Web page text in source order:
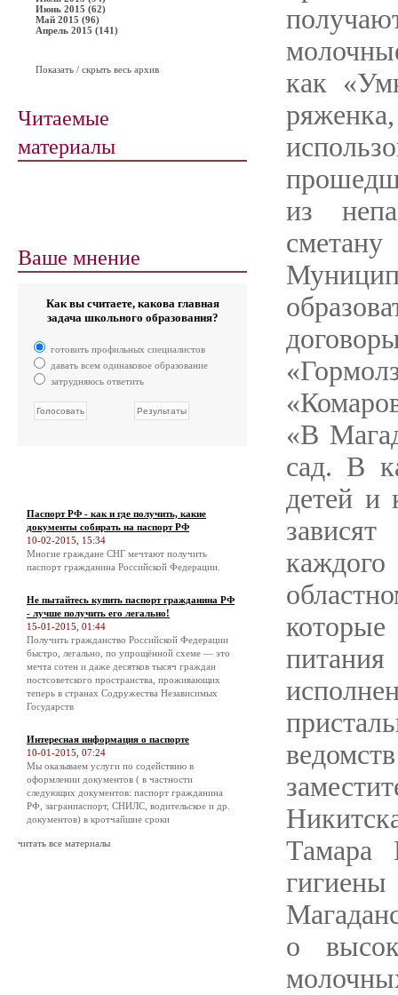
Июнь 2015 (62)
Май 2015 (96)
Апрель 2015 (141)
Показать / скрыть весь архив
Читаемые
материалы
Ваше мнение
Как вы считаете, какова главная
задача школьного образования?
готовить профильных специалистов
давать всем одинаковое образование
затрудняюсь ответить
Паспорт РФ - как и где получить, какие
документы собирать на паспорт РФ
10-02-2015, 15:34
Многие граждане СНГ мечтают получить
паспорт гражданина Российской Федерации.
Не пытайтесь купить паспорт гражданина РФ
- лучше получить его легально!
15-01-2015, 01:44
Получить гражданство Российской Федерации
быстро, легально, по упрощённой схеме — это
мечта сотен и даже десятков тысяч граждан
постсоветского пространства, проживающих
теперь в странах Содружества Независимых
Государств
Интересная информация о паспорте
10-01-2015, 07:24
Мы оказываем услуги по содействию в
оформлении документов ( в частности
следующих документов: паспорт гражданина
РФ, загранпаспорт, СНИЛС, водительское и др.
документов) в кротчайшие сроки
читать все материалы
как
из
«В
сад. В
детей и
Тамара
гигиены
о